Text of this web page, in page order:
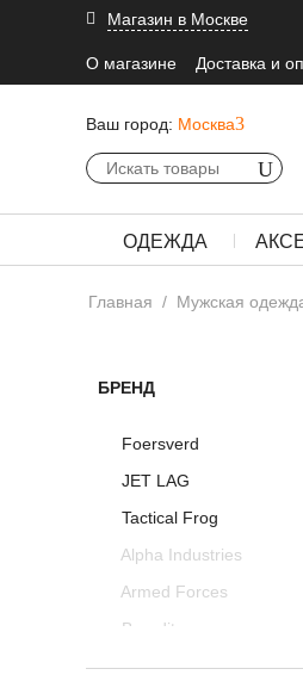
Магазин в Москве
О магазине Доставка и
Ваш город: Москва
ОДЕЖДА
Главная / Мужская
БРЕНД
Foersverd
JET LAG
Tactical Frog
Alpha Industries
Armed Forces
Brandit
Doberman's Aggressive